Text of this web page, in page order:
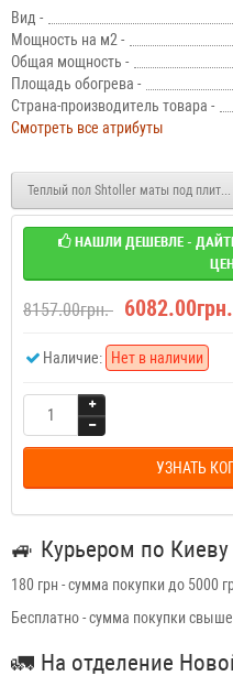
Вид -
Мощность на м2 -
Общая мощность -
Площадь обогрева -
Страна-производитель товара -
Смотреть все атрибуты
Теплый пол Shtoller маты под
НАШЛИ ДЕШЕВЛЕ -
8157.00грн. 6082.00грн.
Наличие: Нет в наличии
УЗНАТЬ
🚙 Курьером по Киеву
180 грн - сумма покупки до 5000
Бесплатно - сумма покупки
🚛 На отделение